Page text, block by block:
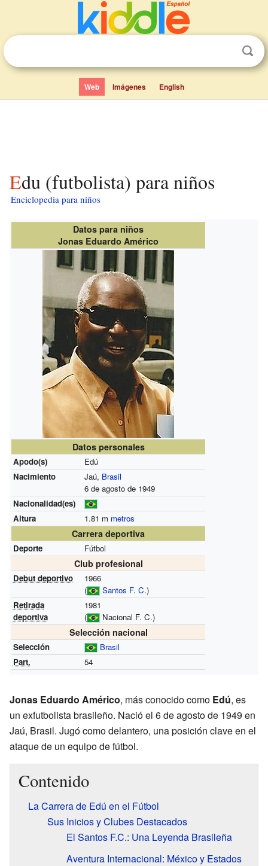
Web Imágenes English
Edu (futbolista) para niños
Enciclopedia para niños
Datos para niños
Jonas Eduardo Américo
Datos personales
Apodo(s)
Edú
Nacimiento
Jaú, Brasil
6 de agosto de 1949
Nacionalidad(es)
Altura
1.81 m metros
Carrera deportiva
Deporte Fútbol
Club profesional
Debut deportivo
1966
(
Santos F. C.)
Retirada
deportiva
1981
(
Nacional F. C.)
Selección nacional
Selección
Brasil
Part.
54
Jonas Eduardo Américo, más conocido como Edú, es
un exfutbolista brasileño. Nació el 6 de agosto de 1949 en
Jaú, Brasil. Jugó como delantero, una posición clave en el
ataque de un equipo de fútbol.
Contenido
La Carrera de Edú en el Fútbol
Sus Inicios y Clubes Destacados
El Santos F.C.: Una Leyenda Brasileña
Aventura Internacional: México y Estados